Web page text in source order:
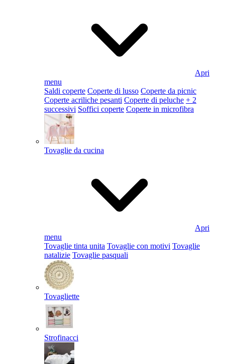
Apri
menu
Saldi coperte Coperte di lusso Coperte da picnic
Coperte acriliche pesanti Coperte di peluche + 2
successivi Soffici coperte Coperte in microfibra
Tovaglie da cucina
Apri
menu
Tovaglie tinta unita Tovaglie con motivi Tovaglie
natalizie Tovaglie pasquali
Tovagliette
Strofinacci